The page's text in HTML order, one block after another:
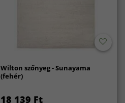
Wilton szőnyeg - Sunayama
(fehér)
18 139 Ft